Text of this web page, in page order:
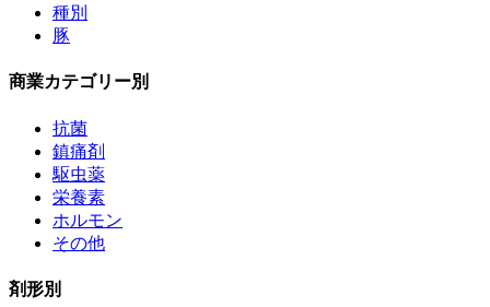
種別
豚
商業カテゴリー別
抗菌
鎮痛剤
駆虫薬
栄養素
ホルモン
その他
剤形別